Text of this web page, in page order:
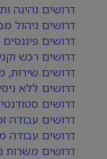
דרושים נהיגה
דרושים ניהול
דרושים
דרושים רכש
דרושים שירות,
דרושים ללא
דרושים
דרושים עבודה
דרושים עבודה
דרושים משרות